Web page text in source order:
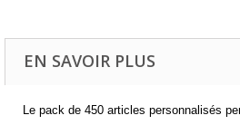
EN SAVOIR PLUS
Le pack de 450 articles personnalisés